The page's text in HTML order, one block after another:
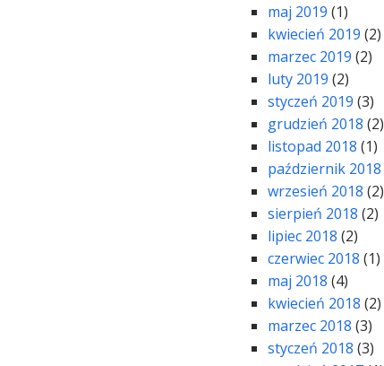
maj 2019 (1)
kwiecień 2019 (2)
marzec 2019 (2)
luty 2019 (2)
styczeń 2019 (3)
grudzień 2018 (2)
listopad 2018 (1)
październik 2018
wrzesień 2018 (2)
sierpień 2018 (2)
lipiec 2018 (2)
czerwiec 2018 (1)
maj 2018 (4)
kwiecień 2018 (2)
marzec 2018 (3)
styczeń 2018 (3)